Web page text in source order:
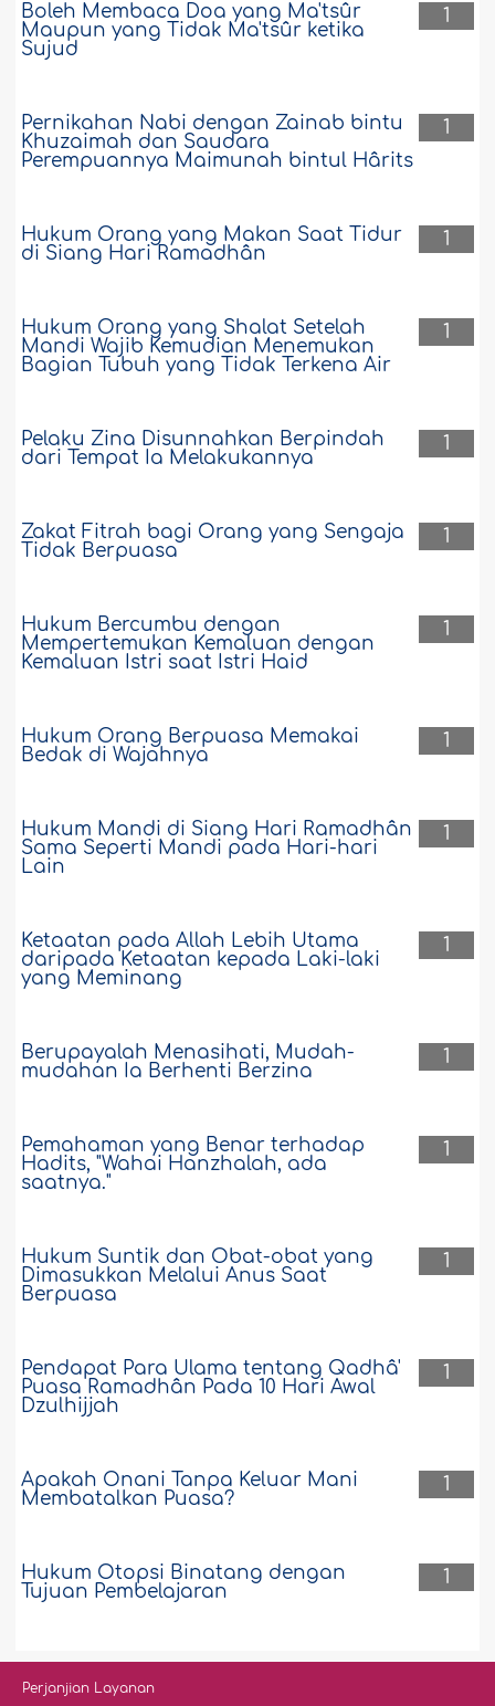
1
Boleh Membaca Doa yang Ma'tsûr
Maupun yang Tidak Ma'tsûr ketika
Sujud
1
Pernikahan Nabi dengan Zainab bintu
Khuzaimah dan Saudara
Perempuannya Maimunah bintul Hârits
1
Hukum Orang yang Makan Saat Tidur
di Siang Hari Ramadhân
1
Hukum Orang yang Shalat Setelah
Mandi Wajib Kemudian Menemukan
Bagian Tubuh yang Tidak Terkena Air
1
Pelaku Zina Disunnahkan Berpindah
dari Tempat Ia Melakukannya
1
Zakat Fitrah bagi Orang yang Sengaja
Tidak Berpuasa
1
Hukum Bercumbu dengan
Mempertemukan Kemaluan dengan
Kemaluan Istri saat Istri Haid
1
Hukum Orang Berpuasa Memakai
Bedak di Wajahnya
1
Hukum Mandi di Siang Hari Ramadhân
Sama Seperti Mandi pada Hari-hari
Lain
1
Ketaatan pada Allah Lebih Utama
daripada Ketaatan kepada Laki-laki
yang Meminang
1
Berupayalah Menasihati, Mudah-
mudahan Ia Berhenti Berzina
1
Pemahaman yang Benar terhadap
Hadits, "Wahai Hanzhalah, ada
saatnya."
1
Hukum Suntik dan Obat-obat yang
Dimasukkan Melalui Anus Saat
Berpuasa
1
Pendapat Para Ulama tentang Qadhâ'
Puasa Ramadhân Pada 10 Hari Awal
Dzulhijjah
1
Apakah Onani Tanpa Keluar Mani
Membatalkan Puasa?
1
Hukum Otopsi Binatang dengan
Tujuan Pembelajaran
Perjanjian Layanan